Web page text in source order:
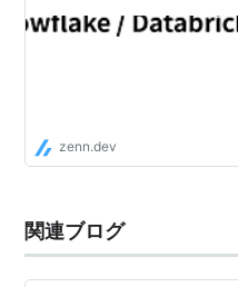
zenn.dev
関連ブログ